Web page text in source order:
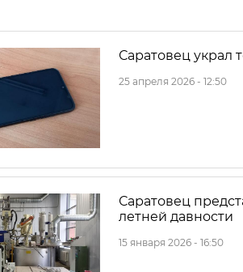
Саратовец украл
25 апреля 2026 - 12:50
Саратовец
летней давности
15 января 2026 - 16:50